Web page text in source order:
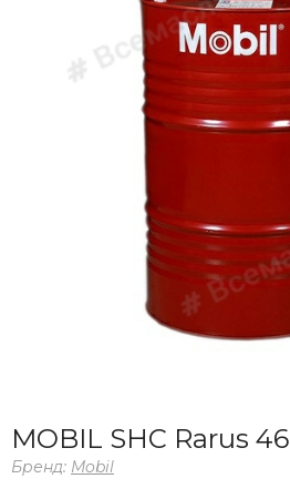
MOBIL SHC Rarus 46
Бренд: Mobil